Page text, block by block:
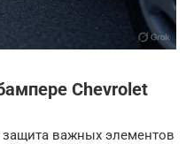
Chevrolet
защита важных элементов